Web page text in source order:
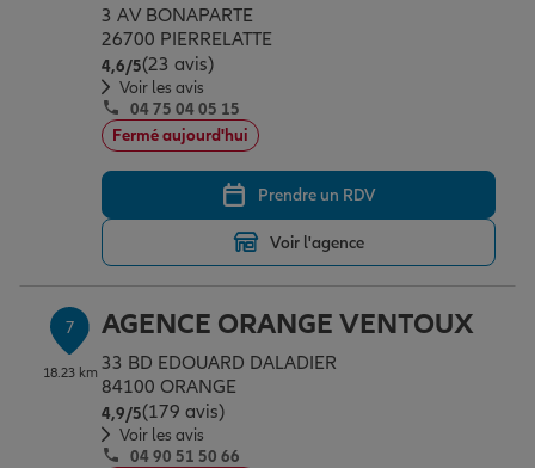
3 AV BONAPARTE
26700 PIERRELATTE
4,6/5Note de 4.6 sur 5
(23 avis)
Voir les avis
04 75 04 05 15
Fermé aujourd'hui
Prendre un RDV
Voir l'agence
7
18.23 km
AGENCE ORANGE VENTOUX
33 BD EDOUARD DALADIER
84100 ORANGE
4,9/5Note de 4.9 sur 5
(179 avis)
Voir les avis
04 90 51 50 66